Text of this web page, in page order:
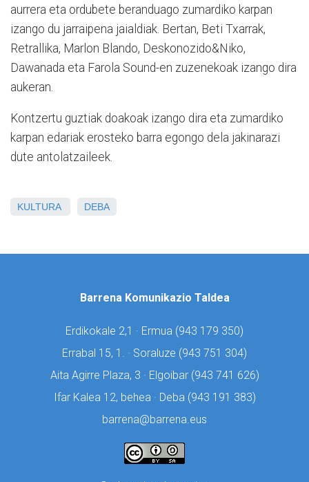
aurrera eta ordubete beranduago zumardiko karpan
izango du jarraipena jaialdiak. Bertan, Beti Txarrak,
Retrallika, Marlon Blando, Deskonozido&Niko,
Dawanada eta Farola Sound-en zuzenekoak izango dira
aukeran.
Kontzertu guztiak doakoak izango dira eta zumardiko
karpan edariak erosteko barra egongo dela jakinarazi
dute antolatzaileek.
KULTURA DEBA
Barrena Komunikazio Taldea
Erdikokale 2,1 · Ermua (943 179 350)
Errabal 15, 1. · Soraluze (943 751 304)
Aita Agirre Plaza, 3 · Elgoibar (943 741 626)
Ifar Kalea 12, behea · Deba (943 191 383)
barrena@barrena.eus